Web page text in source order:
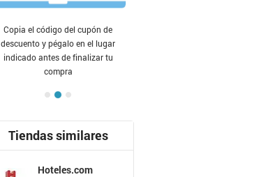
Copia el código del cupón de
descuento y pégalo en el lugar
indicado antes de finalizar tu
compra
Tiendas similares
Hoteles.com